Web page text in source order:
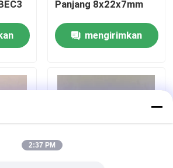
Panjang 8x22x7mm
mengirimkan
2:37 PM